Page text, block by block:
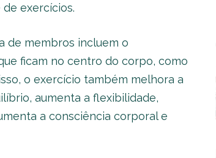
exercícios.
de membros incluem o
ficam no centro do corpo, como
o exercício também melhora a
aumenta a flexibilidade,
a consciência corporal e